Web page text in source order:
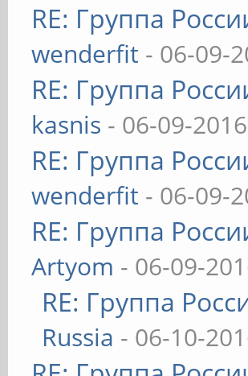
RE: Группа
wenderfit - 06-09-
RE: Группа
kasnis - 06-09-
RE: Группа
wenderfit - 06-09-
RE: Группа
Artyom - 06-09-
RE: Группа
Russia - 06-10-